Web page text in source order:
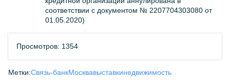
соответствии с документом № 2207704303080 от
01.05.2020)
Просмотров: 1354
Метки:Связь-банкМосквавыставкинедвижимость